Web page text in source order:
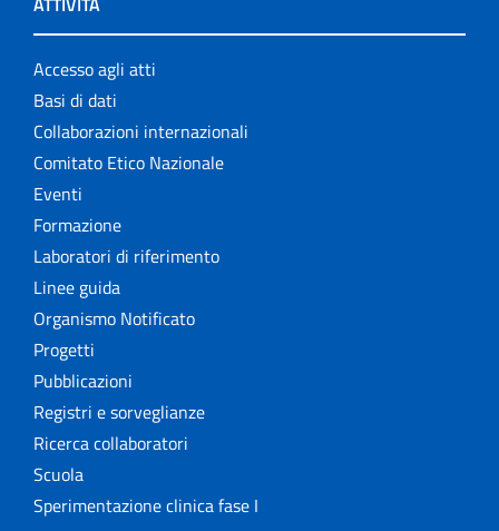
Accesso agli atti
Basi di dati
Collaborazioni internazionali
Comitato Etico Nazionale
Eventi
Formazione
Laboratori di riferimento
Linee guida
Organismo Notificato
Progetti
Pubblicazioni
Registri e sorveglianze
Ricerca collaboratori
Scuola
Sperimentazione clinica fase I